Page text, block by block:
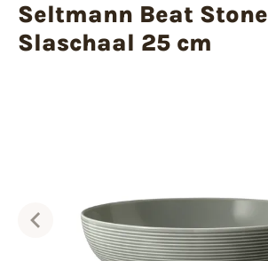
Seltmann Beat Stone
Slaschaal 25 cm